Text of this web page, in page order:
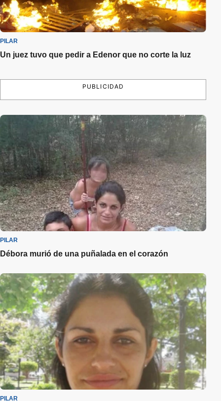
PILAR
Un juez tuvo que pedir a Edenor que no corte la luz
PUBLICIDAD
PILAR
Débora murió de una puñalada en el corazón
PILAR